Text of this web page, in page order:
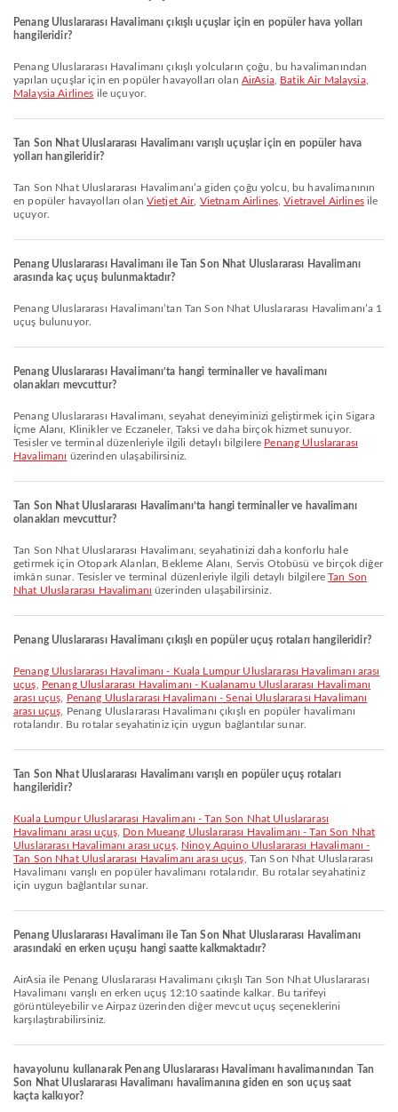
Penang Uluslararası Havalimanı çıkışlı uçuşlar için en popüler hava yolları
hangileridir?
Penang Uluslararası Havalimanı çıkışlı yolcuların çoğu, bu havalimanından
yapılan uçuşlar için en popüler havayolları olan AirAsia, Batik Air Malaysia,
Malaysia Airlines ile uçuyor.
Tan Son Nhat Uluslararası Havalimanı varışlı uçuşlar için en popüler hava
yolları hangileridir?
Tan Son Nhat Uluslararası Havalimanı’a giden çoğu yolcu, bu havalimanının
en popüler havayolları olan Vietjet Air, Vietnam Airlines ,Vietravel Airlinesile
uçuyor.
Penang Uluslararası Havalimanı ile Tan Son Nhat Uluslararası Havalimanı
arasında kaç uçuş bulunmaktadır?
Penang Uluslararası Havalimanı’tan Tan Son Nhat Uluslararası Havalimanı’a 1
uçuş bulunuyor.
Penang Uluslararası Havalimanı’ta hangi terminaller ve havalimanı
olanakları mevcuttur?
Penang Uluslararası Havalimanı, seyahat deneyiminizi geliştirmek için Sigara
İçme Alanı, Klinikler ve Eczaneler, Taksi ve daha birçok hizmet sunuyor.
Tesisler ve terminal düzenleriyle ilgili detaylı bilgilere Penang Uluslararası
Havalimanı üzerinden ulaşabilirsiniz.
Tan Son Nhat Uluslararası Havalimanı’ta hangi terminaller ve havalimanı
olanakları mevcuttur?
Tan Son Nhat Uluslararası Havalimanı, seyahatinizi daha konforlu hale
getirmek için Otopark Alanları, Bekleme Alanı, Servis Otobüsü ve birçok diğer
imkân sunar. Tesisler ve terminal düzenleriyle ilgili detaylı bilgilereTan Son
Nhat Uluslararası Havalimanı üzerinden ulaşabilirsiniz.
Penang Uluslararası Havalimanı çıkışlı en popüler uçuş rotaları hangileridir?
Penang Uluslararası Havalimanı - Kuala Lumpur Uluslararası Havalimanı arası
uçuş
Penang Uluslararası Havalimanı - Kualanamu Uluslararası Havalimanı
arası uçuş
Penang Uluslararası Havalimanı - Senai Uluslararası Havalimanı
arası uçuş , Penang Uluslararası Havalimanı çıkışlı en popüler havalimanı
rotalarıdır. Bu rotalar seyahatiniz için uygun bağlantılar sunar.
Tan Son Nhat Uluslararası Havalimanı varışlı en popüler uçuş rotaları
hangileridir?
Kuala Lumpur Uluslararası Havalimanı - Tan Son Nhat Uluslararası
Havalimanı arası uçuş, Don Mueang Uluslararası Havalimanı - Tan Son Nhat
Uluslararası Havalimanı arası uçuş, Ninoy Aquino Uluslararası Havalimanı -
Tan Son Nhat Uluslararası Havalimanı arası uçuş , Tan Son Nhat Uluslararası
Havalimanı varışlı en popüler havalimanı rotalarıdır. Bu rotalar seyahatiniz
için uygun bağlantılar sunar.
Penang Uluslararası Havalimanı ile Tan Son Nhat Uluslararası Havalimanı
arasındaki en erken uçuşu hangi saatte kalkmaktadır?
AirAsia ile Penang Uluslararası Havalimanı çıkışlı Tan Son Nhat Uluslararası
Havalimanı varışlı en erken uçuş 12:10 saatinde kalkar. Bu tarifeyi
görüntüleyebilir ve Airpaz üzerinden diğer mevcut uçuş seçeneklerini
karşılaştırabilirsiniz.
havayolunu kullanarak Penang Uluslararası Havalimanı havalimanından Tan
Son Nhat Uluslararası Havalimanı havalimanına giden en son uçuş saat
kaçta kalkıyor?